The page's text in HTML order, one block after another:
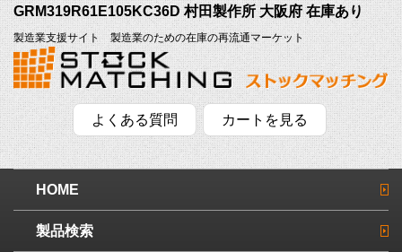
GRM319R61E105KC36D 村田製作所 大阪府 在庫あり
製造業支援サイト 製造業のための在庫の再流通マーケット
よくある質問 カートを見る
HOME
製品検索